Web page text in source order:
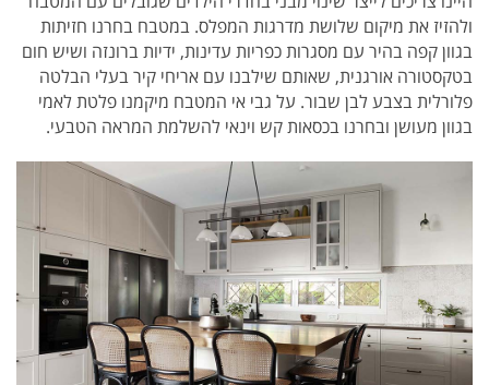
ולהזיז את מיקום שלושת מדרגות המפלס. במטבח בחרנו חזיתות
בגוון קפה בהיר עם מסגרות כפריות עדינות, ידיות ברונזה ושיש חום
בטקסטורה אורגנית, שאותם שילבנו עם אריחי קיר בעלי הבלטה
פלורלית בצבע לבן שבור. על גבי אי המטבח מיקמנו פלטת לאמי
בגוון מעושן ובחרנו בכסאות קש וינאי להשלמת המראה הטבעי.